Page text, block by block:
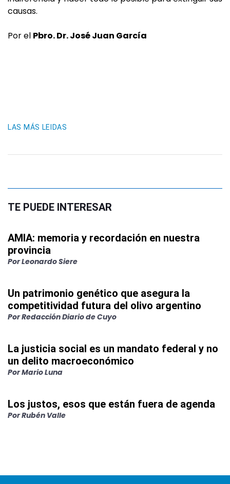
causas.
Por el Pbro. Dr. José Juan García
LAS MÁS LEIDAS
TE PUEDE INTERESAR
AMIA: memoria y recordación en nuestra
provincia
PorLeonardo Siere
Un patrimonio genético que asegura la
competitividad futura del olivo argentino
PorRedacción Diario de Cuyo
La justicia social es un mandato federal y no
un delito macroeconómico
PorMario Luna
Los justos, esos que están fuera de agenda
PorRubén Valle